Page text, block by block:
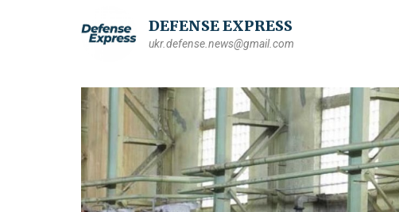
DEFENSE EXPRESS
ukr.defense.news@gmail.com